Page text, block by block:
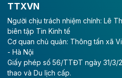
Tổng công ty Cảng hàng
(ACV) vừa lập kỷ lục mới về
II/2026.
Theo baodautu.vn
Vinaconex lập đỉnh
TTXVN
Người chịu trách nhiệm chính: Lê
biên tập Tin Kinh tế
Cơ quan chủ quản: Thông tấn xã
- Hà Nội
Giấy phép số 56/TTĐT ngày 31/3/
thao và Du lịch cấp.